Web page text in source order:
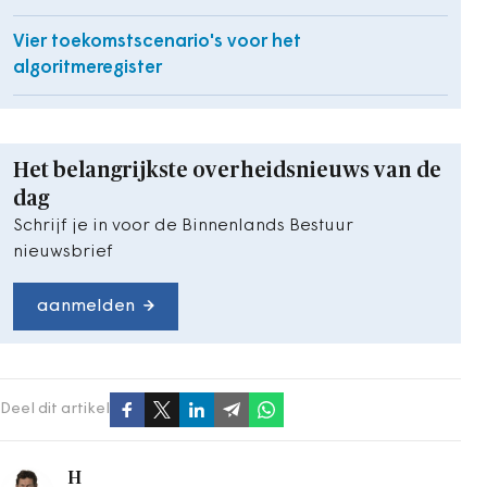
Vier toekomstscenario's voor het
algoritmeregister
Het belangrijkste overheidsnieuws van de
dag
Schrijf je in voor de Binnenlands Bestuur
nieuwsbrief
aanmelden
Deel dit artikel
H